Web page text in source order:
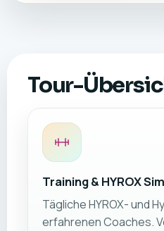
Tour-
Training & HYROX Sim
Tägliche HYROX- und
erfahrenen Coaches.